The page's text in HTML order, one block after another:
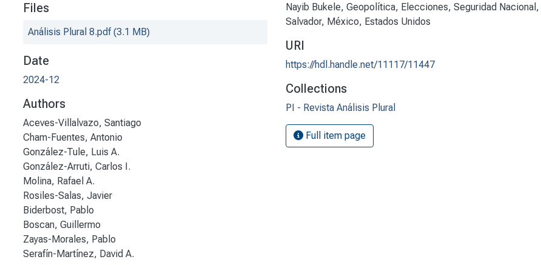
Files
Análisis Plural 8.pdf(3.1 MB)
Date
2024-12
Authors
Aceves-Villalvazo, Santiago
Cham-Fuentes, Antonio
González-Tule, Luis A.
González-Arruti, Carlos I.
Molina, Rafael A.
Rosiles-Salas, Javier
Biderbost, Pablo
Boscan, Guillermo
Zayas-Morales, Pablo
Serafín-Martínez, David A.
Nayib Bukele, Geopolítica, Elecciones, Seguridad Nacional ,
Salvador, México, Estados Unidos
URI
https://hdl.handle.net/11117/11447
Collections
PI - Revista Análisis Plural
Full item page